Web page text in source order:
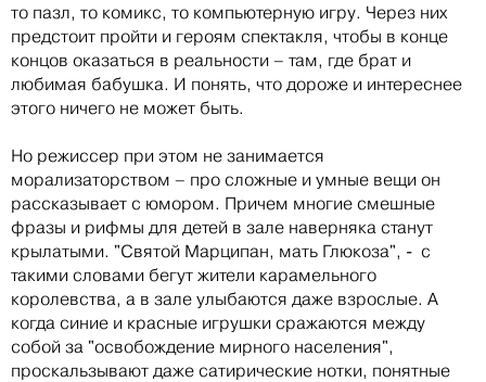
то пазл, то комикс, то компьютерную игру. Через них
предстоит пройти и героям спектакля, чтобы в конце
концов оказаться в реальности – там, где брат и
любимая бабушка. И понять, что дороже и интереснее
этого ничего не может быть.
Но режиссер при этом не занимается
морализаторством – про сложные и умные вещи он
рассказывает с юмором. Причем многие смешные
фразы и рифмы для детей в зале наверняка станут
крылатыми. "Святой Марципан, мать Глюкоза", - с
такими словами бегут жители карамельного
королевства, а в зале улыбаются даже взрослые. А
когда синие и красные игрушки сражаются между
собой за "освобождение мирного населения",
проскальзывают даже сатирические нотки, понятные